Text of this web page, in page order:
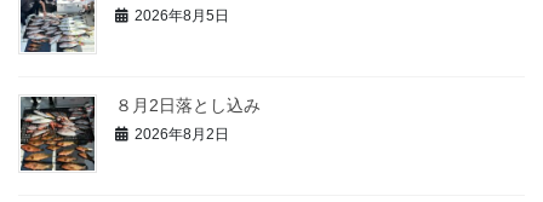
2026年8月5日
８月2日落とし込み
2026年8月2日